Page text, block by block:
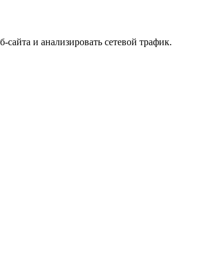
и анализировать сетевой трафик.